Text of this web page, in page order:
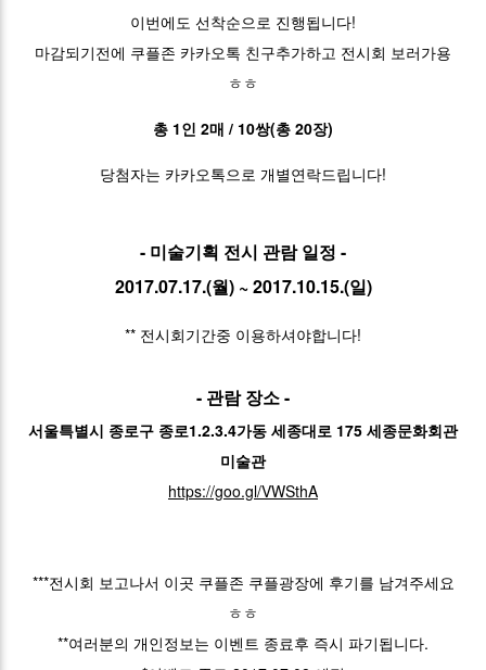
이번에도 선착순으로 진행됩니다!
마감되기전에 쿠플존 카카오톡 친구추가하고 전시회 보러가용
ㅎㅎ
총 1인 2매 / 10쌍(총 20장)
당첨자는 카카오톡으로 개별연락드립니다!
- 미술기획 전시 관람 일정 -
2017.07.17.(월) ~ 2017.10.15.(일)
** 전시회기간중 이용하셔야합니다!
- 관람 장소 -
서울특별시 종로구 종로1.2.3.4가동 세종대로 175 세종문화회관
미술관
https://goo.gl/VWSthA
***전시회 보고나서 이곳 쿠플존 쿠플광장에 후기를 남겨주세요
ㅎㅎ
**여러분의 개인정보는 이벤트 종료후 즉시 파기됩니다.